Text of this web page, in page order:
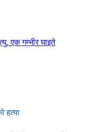
एक गम्भीर घाइते
हत्या